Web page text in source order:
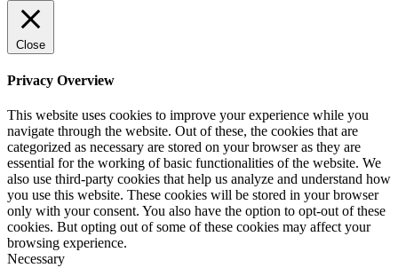
Close
Privacy Overview
This website uses cookies to improve your experience while you
navigate through the website. Out of these, the cookies that are
categorized as necessary are stored on your browser as they are
essential for the working of basic functionalities of the website. We
also use third-party cookies that help us analyze and understand how
you use this website. These cookies will be stored in your browser
only with your consent. You also have the option to opt-out of these
cookies. But opting out of some of these cookies may affect your
browsing experience.
Necessary